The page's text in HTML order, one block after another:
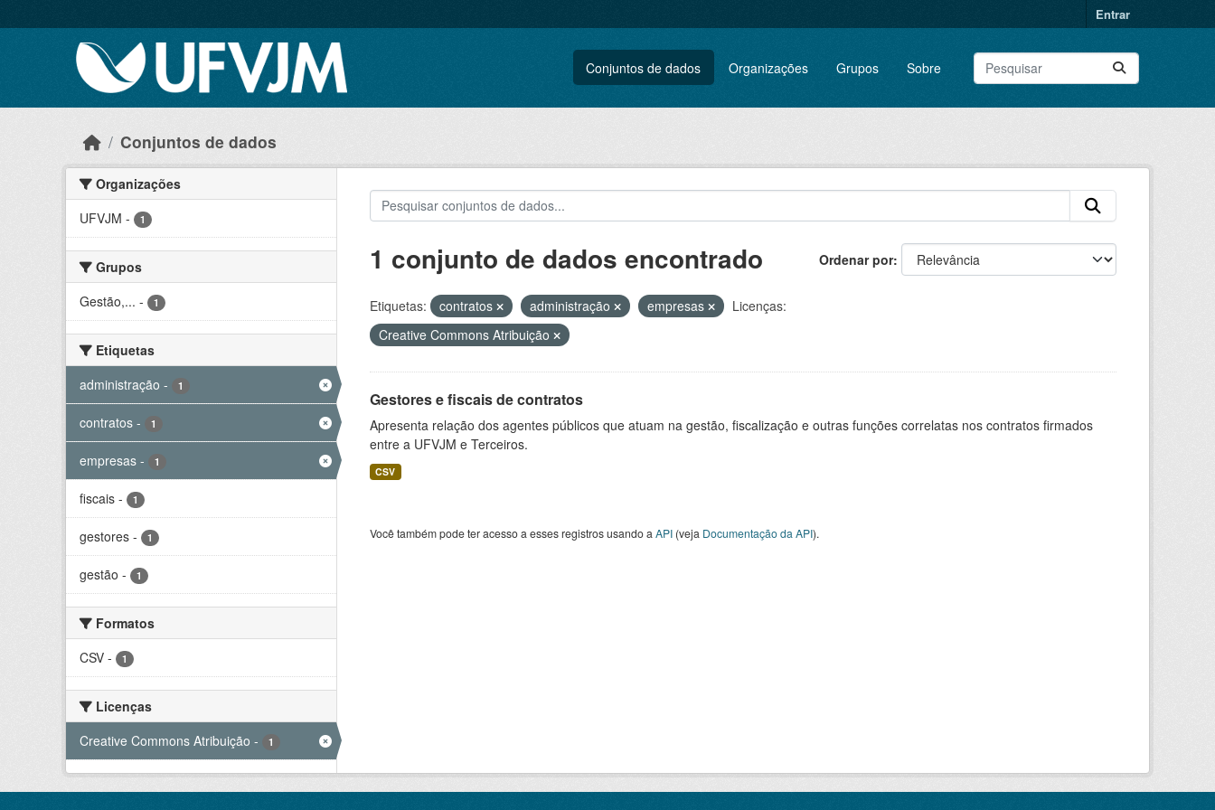
Entrar
Conjuntos de dados Organizações Grupos Sobre
Conjuntos de dados
Organizações
UFVJM - 1
Grupos
Gestão,... - 1
Etiquetas
administração - 1
contratos - 1
empresas - 1
fiscais - 1
gestores - 1
gestão - 1
Formatos
CSV - 1
Licenças
Creative Commons Atribuição - 1
Ordenar por
1 conjunto de dados encontrado
Etiquetas: contratos administração empresas
Licenças:
Creative Commons Atribuição
Gestores e fiscais de contratos
Apresenta relação dos agentes públicos que atuam na gestão, fiscalização e outras funções correlatas nos contratos firmados
entre a UFVJM e Terceiros.
CSV
Você também pode ter acesso a esses registros usando a API(veja Documentação da API).